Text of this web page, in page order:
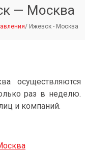
— Москва
/ Ижевск - Москва
осуществляются
раз в неделю.
и компаний.